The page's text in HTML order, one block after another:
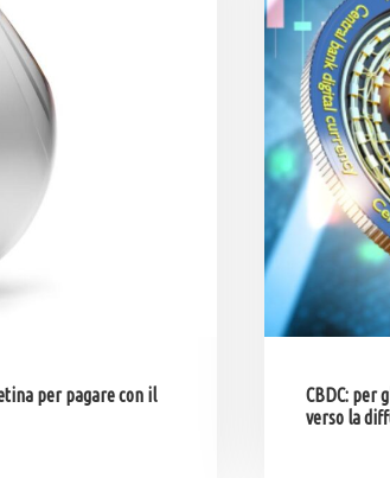
per pagare con il
CBDC: per
verso la